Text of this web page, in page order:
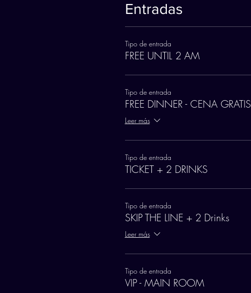
Entradas
Tipo de entrada
FREE UNTIL 2 AM
Tipo de entrada
FREE DINNER - CENA GRATIS
Leer más
Tipo de entrada
TICKET + 2 DRINKS
Tipo de entrada
SKIP THE LINE + 2 Drinks
Leer más
Tipo de entrada
VIP - MAIN ROOM